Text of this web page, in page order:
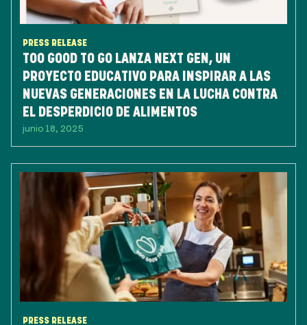
PRESS RELEASE
TOO GOOD TO GO LANZA NEXT GEN, UN
PROYECTO EDUCATIVO PARA INSPIRAR A LAS
NUEVAS GENERACIONES EN LA LUCHA CONTRA
EL DESPERDICIO DE ALIMENTOS
junio 18, 2025
PRESS RELEASE